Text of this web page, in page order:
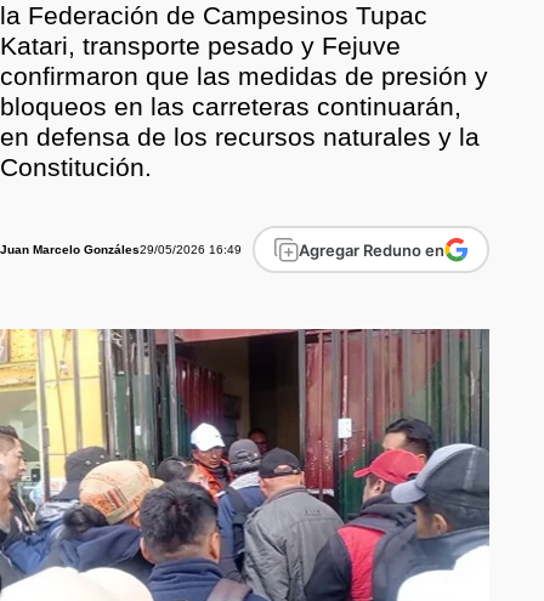
la Federación de Campesinos Tupac
Katari, transporte pesado y Fejuve
confirmaron que las medidas de presión y
bloqueos en las carreteras continuarán,
en defensa de los recursos naturales y la
Constitución.
Juan Marcelo Gonzáles29/05/2026 16:49 Agregar Reduno en